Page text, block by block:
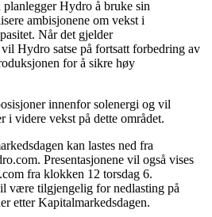
Hydro å bruke sin
ambisjonene om vekst i
Når det gjelder
Hydro satse på fortsatt forbedring av
for å sikre høy
innenfor solenergi og vil
i videre vekst på dette området.
kan lastes ned fra
Presentasjonene vil også vises
fra klokken 12 torsdag 6.
være tilgjengelig for nedlasting på
etter Kapitalmarkedsdagen.